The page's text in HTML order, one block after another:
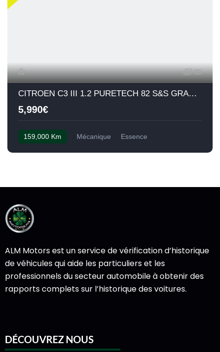
35
CITROEN C3 III 1.2 PURETECH 82 S&S GRAPHIC
5,990€
159,000 Km Mécanique Essence
ALM Motors est un service de vérification d’historique
de véhicules qui aide les particuliers et les
professionnels du secteur automobile à obtenir des
rapports complets sur l’historique des voitures.
DÉCOUVREZ NOUS